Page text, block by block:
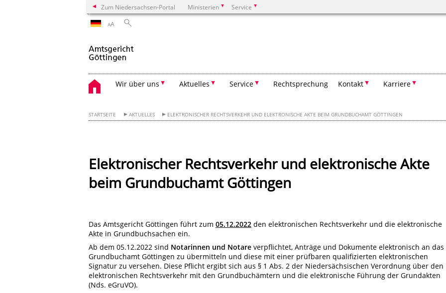
Zum Niedersachsen-Portal Ministerien Service
AA
Wir über uns Aktuelles Service Rechtsprechung Kontakt Karriere
STARTSEITE AKTUELLES ELEKTRONISCHER RECHTSVERKEHR UND ELEKTRONISCHE AKTE BEIM GRUNDBUCHAMT GÖTTINGEN
Elektronischer Rechtsverkehr und elektronische Akte
beim Grundbuchamt Göttingen
Das Amtsgericht Göttingen führt zum 05.12.2022 den elektronischen Rechtsverkehr und die elektronische
Akte in Grundbuchsachen ein.
Ab dem 05.12.2022 sind Notarinnen und Notare verpflichtet, Anträge und Dokumente elektronisch an das
Grundbuchamt Göttingen zu übermitteln und diese mit einer prüfbaren qualifizierten elektronischen
Signatur zu versehen. Diese Pflicht ergibt sich aus § 1 Abs. 2 der Niedersächsischen Verordnung über den
elektronischen Rechtsverkehr mit den Grundbuchämtern und die elektronische Führung der Grundakten
(Nds. eGruVO).